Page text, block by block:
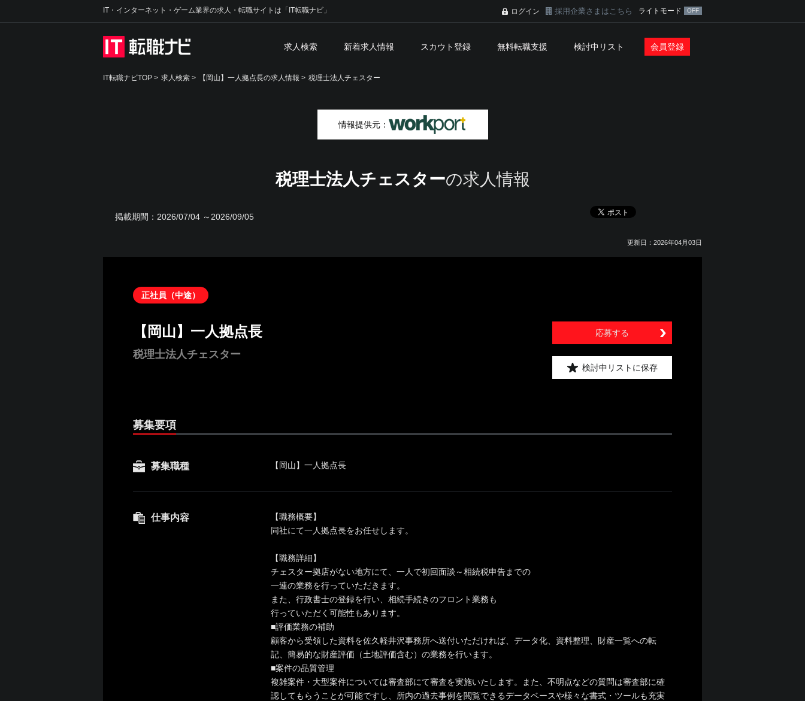
IT・インターネット・ゲーム業界の求人・転職サイトは「IT転職ナビ」 ログイン 採用企業さまはこちら ライトモード
求人検索 新着求人情報 スカウト登録 無料転職支援 検討中リスト 会員登録
IT転職ナビTOP > 求人検索 > 【岡山】一人拠点長の求人情報 > 税理士法人チェスター
情報提供元：
税理士法人チェスターの求人情報
掲載期間： 2026/07/04 ～2026/09/05
更新日：2026年04月03日
正社員（中途）
【岡山】一人拠点長
税理士法人チェスター
応募する
検討中リストに保存
募集要項
募集職種 【岡山】一人拠点長
仕事内容
【職務概要】
同社にて一人拠点長をお任せします。
【職務詳細】
チェスター拠店がない地方にて、一人で初回面談～相続税申告までの
一連の業務を行っていただきます。
また、行政書士の登録を行い、相続手続きのフロント業務も
行っていただく可能性もあります。
■評価業務の補助
顧客から受領した資料を佐久軽井沢事務所へ送付いただければ、データ化、資料整理、財産一覧への転
記、簡易的な財産評価（土地評価含む）の業務を行います。
■案件の品質管理
複雑案件・大型案件については審査部にて審査を実施いたします。また、不明点などの質問は審査部に確
認してもらうことが可能ですし、所内の過去事例を閲覧できるデータベースや様々な書式・ツールも充実